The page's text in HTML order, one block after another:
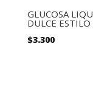
GLUCOSA
DULCE
$3.300